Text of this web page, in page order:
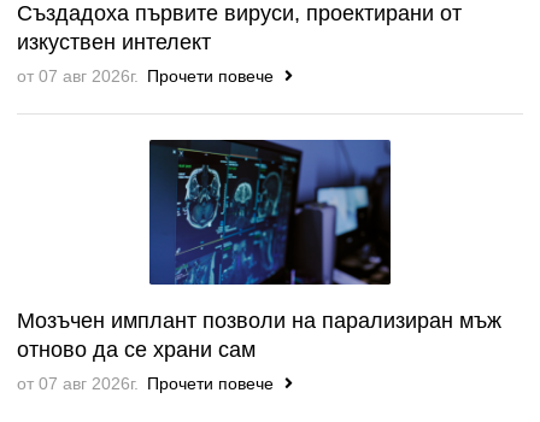
Създадоха първите вируси, проектирани от
изкуствен интелект
от 07 авг 2026г. Прочети повече
Мозъчен имплант позволи на парализиран мъж
отново да се храни сам
от 07 авг 2026г. Прочети повече